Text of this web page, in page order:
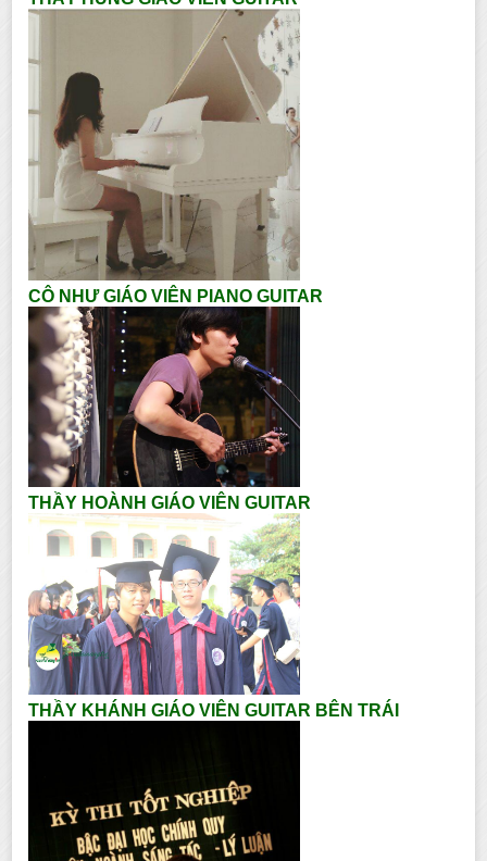
CÔ NHƯ GIÁO VIÊN PIANO GUITAR
THẦY HOÀNH GIÁO VIÊN GUITAR
THẦY KHÁNH GIÁO VIÊN GUITAR BÊN TRÁI